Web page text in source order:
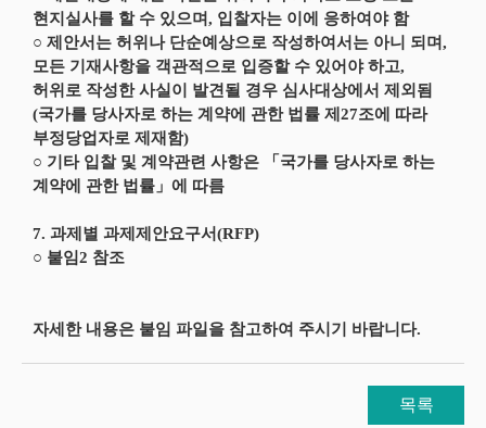
현지실사를 할 수 있으며, 입찰자는 이에 응하여야 함
○ 제안서는 허위나 단순예상으로 작성하여서는 아니 되며,
모든 기재사항을 객관적으로 입증할 수 있어야 하고,
허위로 작성한 사실이 발견될 경우 심사대상에서 제외됨
(국가를 당사자로 하는 계약에 관한 법률 제27조에 따라
부정당업자로 제재함)
○ 기타 입찰 및 계약관련 사항은 「국가를 당사자로 하는
계약에 관한 법률」에 따름
7. 과제별 과제제안요구서(RFP)
○ 붙임2 참조
자세한 내용은 붙임 파일을 참고하여 주시기 바랍니다.
목록